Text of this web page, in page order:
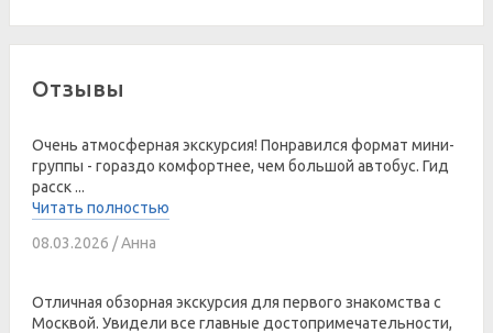
Отзывы
Очень атмосферная экскурсия! Понравился формат мини-
группы - гораздо комфортнее, чем большой автобус. Гид
расск ...
Читать полностью
08.03.2026 / Анна
Отличная обзорная экскурсия для первого знакомства с
Москвой. Увидели все главные достопримечательности,